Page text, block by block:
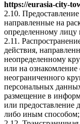
https://eurasia-city-
2.10.
направленные на
определенному лицу
2.11.
действия,
неопределенному
или на
неограниченного
персональных
размещение в
или предоставление
либо иным способом;